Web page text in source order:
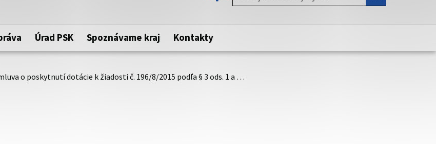
kraja.
zabezpečenú webovú stránku. Zabezpečená stránka vždy začína
https:// pred názvom domény webového sídla.
Úrad PSK Spoznávame kraj Kontakty
o poskytnutí dotácie k žiadosti č. 196/8/2015 podľa § 3 ods. 1 a …